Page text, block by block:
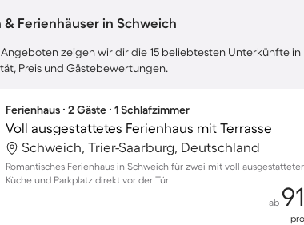
Ferienhäuser in Schweich
zeigen wir dir die 15 beliebtesten Unterkünfte in
Preis und Gästebewertungen.
Ferienhaus ∙ 2 Gäste ∙ 1 Schlafzimmer
Voll ausgestattetes Ferienhaus mit Terrasse
Schweich, Trier-Saarburg, Deutschland
Romantisches Ferienhaus in Schweich für zwei mit voll ausgestatteter
Küche und Parkplatz direkt vor der Tür
ab